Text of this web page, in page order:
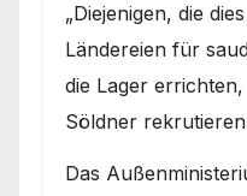
„Diejenigen, die
Ländereien für
die Lager
Söldner
Das